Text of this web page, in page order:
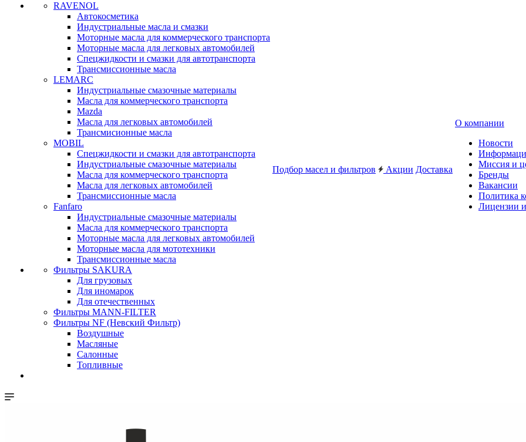
RAVENOL
Автокосметика
Индустриальные масла и смазки
Моторные масла для коммерческого транспорта
Моторные масла для легковых автомобилей
Спецжидкости и смазки для автотранспорта
Трансмиссионные масла
LEMARC
Индустриальные смазочные материалы
Масла для коммерческого транспорта
Mazda
Масла для легковых автомобилей
Трансмисионные масла
MOBIL
Cпецжидкости и смазки для автотранспорта
Индустриальные смазочные материалы
Масла для коммерческого транспорта
Масла для легковых автомобилей
Трансмиссионные масла
Fanfaro
Индустриальные смазочные материалы
Масла для коммерческого транспорта
Моторные масла для легковых автомобилей
Моторные масла для мототехники
Трансмиссионные масла
Фильтры SAKURA
Для грузовых
Для иномарок
Для отечественных
Фильтры MANN-FILTER
Фильтры NF (Невский Фильтр)
Воздушные
Масляные
Салонные
Топливные
Подбор масел и фильтров Акции Доставка
О компании
Новости
Миссия и
Бренды
Вакансии
Политика
Лицензии